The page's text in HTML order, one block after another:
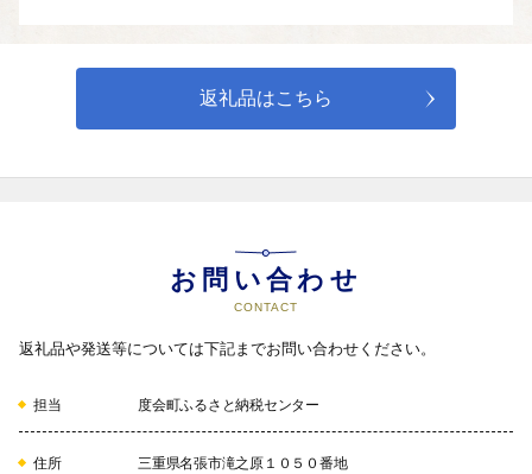
また、お届け日を指定された方には、ご希望に添えない場合
環境の整備　◇道路網の整備　◇公共交通機関の確保　◇自然環境の
④地域の文化と産業を活かすにぎわいづくり
地域の文化と産業を活かすにぎわいづくりの推進への支援。
◇地場産業の振興　◇農林業の基盤整備　◇次代を担う人材育成と
活かした人の流れの創出　◇移住・定住の促進
05
返礼品はこちら
お問い合わせ
CONTACT
返礼品や発送等については下記までお問い合わせください。
担当 度会町ふるさと納税センター
住所 三重県名張市滝之原１０５０番地